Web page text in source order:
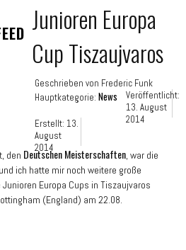
Junioren Europa
Cup Tiszaujvaros
Geschrieben von Frederic Funk
Hauptkategorie: News
Veröffentlicht:
13. August
2014
Erstellt: 13.
August
2014
den Deutschen Meisterschaften, war die
ich hatte mir noch weitere große
Europa Cups in Tiszaujvaros
(England) am 22.08.